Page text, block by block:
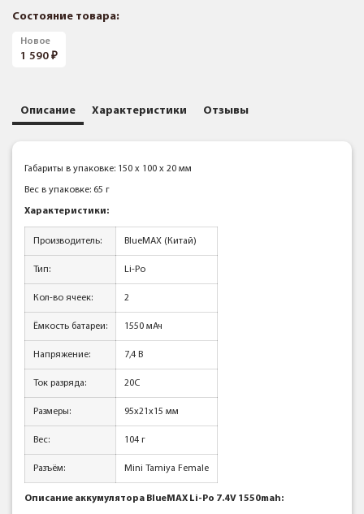
Состояние товара:
Новое
1 590
Описание Характеристики Отзывы
Габариты в упаковке: 150 x 100 x 20 мм
Вес в упаковке: 65 г
Характеристики:
Производитель: BlueMAX (Китай)
Тип: Li-Po
Кол-во ячеек: 2
Ёмкость батареи: 1550 мАч
Напряжение: 7,4 В
Ток разряда: 20C
Размеры: 95x21x15 мм
Вес: 104 г
Разъём: Mini Tamiya Female
Описание аккумулятора BlueMAX Li-Po 7.4V 1550mah: